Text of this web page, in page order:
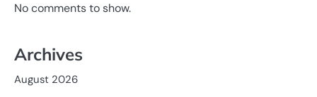
No comments to show.
Archives
August 2026